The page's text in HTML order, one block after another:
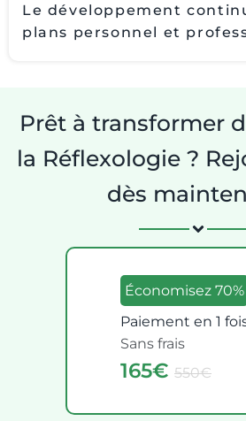
Le développement
plans personnel et
Prêt à transformer
la Réflexologie ?
dès
Économisez 70%
Paiement en 1
Sans frais
165€ 550€